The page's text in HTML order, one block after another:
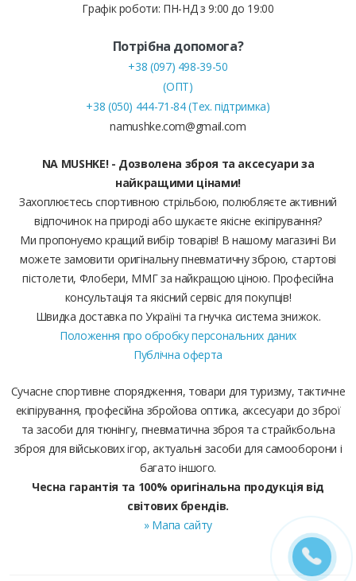
Графік роботи: ПН-НД з 9:00 до 19:00
Потрібна допомога?
+38 (097) 498-39-50
(ОПТ)
+38 (050) 444-71-84 (Тех. підтримка)
namushke.com@gmail.com
NA MUSHKE! - Дозволена зброя та аксесуари за
найкращими цінами!
Захоплюєтесь спортивною стрільбою, полюбляєте активний
відпочинок на природі або шукаєте якісне екіпірування?
Ми пропонуємо кращий вибір товарів! В нашому магазині Ви
можете замовити оригінальну пневматичну зброю, стартові
пістолети, Флобери, ММГ за найкращою ціною. Професійна
консультація та якісний сервіс для покупців!
Швидка доставка по Україні та гнучка система знижок.
Положення про обробку персональних даних
Публічна оферта
Сучасне спортивне спорядження, товари для туризму, тактичне
екіпірування, професійна збройова оптика, аксесуари до зброї
та засоби для тюнінгу, пневматична зброя та страйкбольна
зброя для військових ігор, актуальні засоби для самооборони і
багато іншого.
Чесна гарантія та 100% оригінальна продукція від
світових брендів.
» Мапа сайту